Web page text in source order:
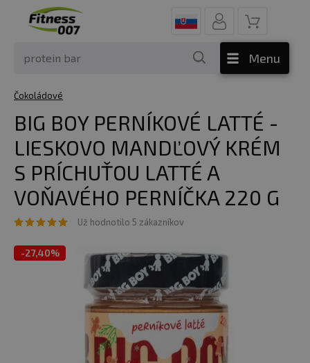
Menu
Čokoládové
BIG BOY PERNÍKOVÉ LATTÉ -
LIESKOVO MANDĽOVÝ KRÉM
S PRÍCHUŤOU LATTÉ A
VOŇAVÉHO PERNÍČKA 220 G
Už hodnotilo 5 zákazníkov
-27,40%